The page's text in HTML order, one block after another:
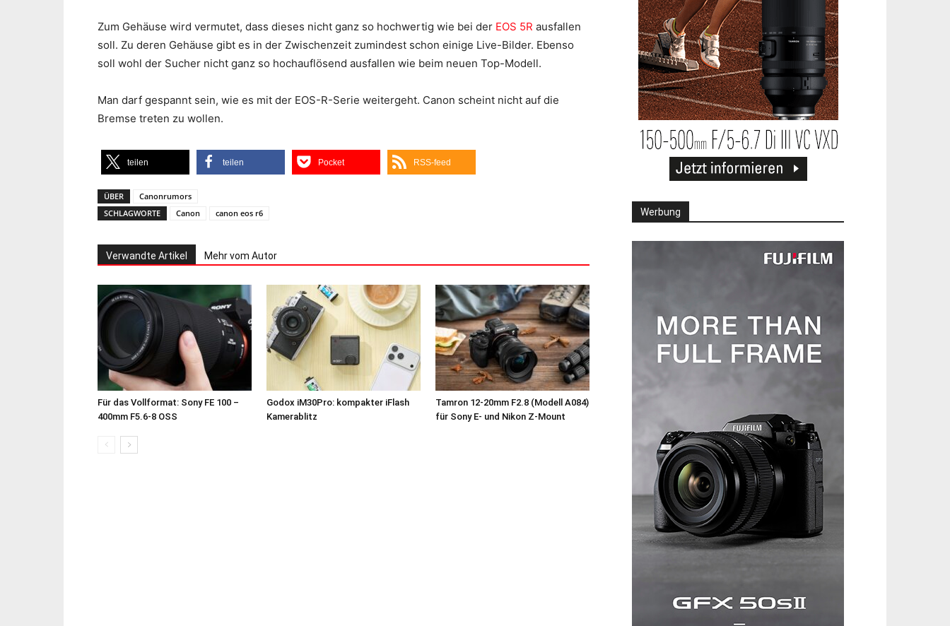
Zum Gehäuse wird vermutet, dass dieses nicht ganz so hochwertig wie bei der EOS 5R ausfallen
soll. Zu deren Gehäuse gibt es in der Zwischenzeit zumindest schon einige Live-Bilder. Ebenso
soll wohl der Sucher nicht ganz so hochauflösend ausfallen wie beim neuen Top-Modell.
Man darf gespannt sein, wie es mit der EOS-R-Serie weitergeht. Canon scheint nicht auf die
Bremse treten zu wollen.
teilen teilen Pocket RSS-feed
ÜBER
Canonrumors
SCHLAGWORTE
Canon canon eos r6
Verwandte Artikel Mehr vom Autor
Für das Vollformat: Sony FE 100 –
400mm F5.6-8 OSS
Godox iM30Pro: kompakter iFlash
Kamerablitz
Tamron 12-20mm F2.8 (Modell A084)
für Sony E- und Nikon Z-Mount
Werbung